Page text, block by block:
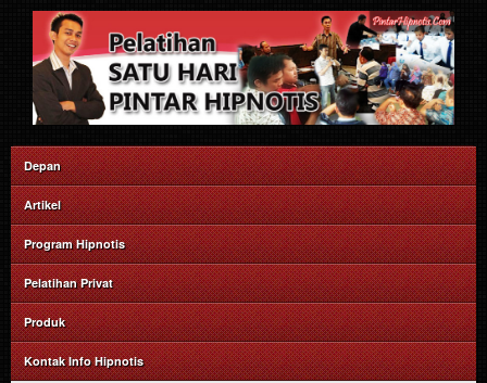
Depan
Artikel
Program Hipnotis
Pelatihan Privat
Produk
Kontak Info Hipnotis